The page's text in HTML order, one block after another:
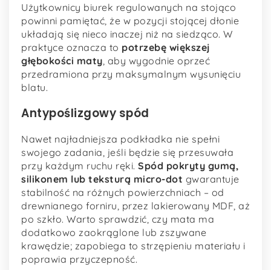
Użytkownicy biurek regulowanych na stojąco
powinni pamiętać, że w pozycji stojącej dłonie
układają się nieco inaczej niż na siedząco. W
praktyce oznacza to potrzebę większej
głębokości maty , aby wygodnie oprzeć
przedramiona przy maksymalnym wysunięciu
blatu.
Antypoślizgowy spód
Nawet najładniejsza podkładka nie spełni
swojego zadania, jeśli będzie się przesuwała
przy każdym ruchu ręki. Spód pokryty gumą,
silikonem lub teksturą micro-dot gwarantuje
stabilność na różnych powierzchniach – od
drewnianego forniru, przez lakierowany MDF, aż
po szkło. Warto sprawdzić, czy mata ma
dodatkowo zaokrąglone lub zszywane
krawędzie; zapobiega to strzępieniu materiału i
poprawia przyczepność.